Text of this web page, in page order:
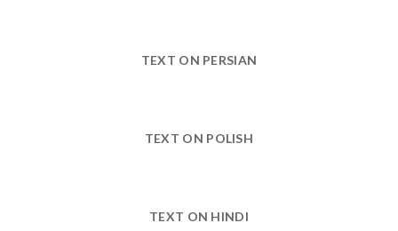
TEXT ON PERSIAN
TEXT ON POLISH
TEXT ON HINDI